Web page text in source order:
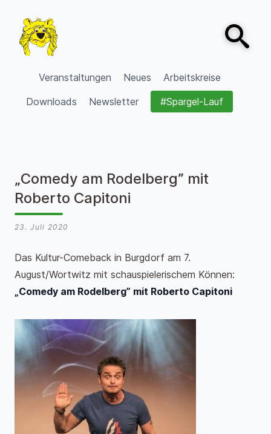
VVV Burgdorf
Veranstaltungen Neues
Arbeitskreise
Downloads
Newsletter #Spargel-Lauf
Open
„Comedy am Rodelberg” mit
Roberto Capitoni
23. Juli 2020
Das Kultur-Comeback in Burgdorf am 7.
August/Wortwitz mit schauspielerischem Können:
„Comedy am Rodelberg” mit Roberto Capitoni